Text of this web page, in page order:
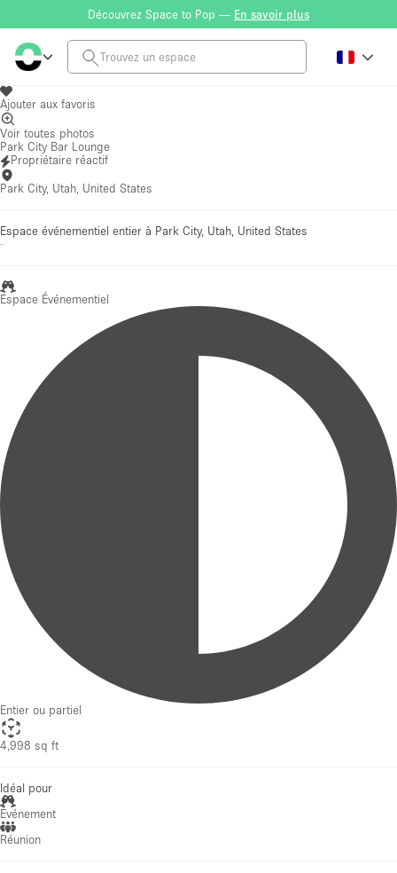
Découvrez Space to Pop — En savoir plus
Ajouter aux favoris
Voir toutes photos
Park City Bar Lounge
Propriétaire réactif
Park City, Utah, United States
Espace événementiel entier à Park City, Utah, United States
·
Espace Événementiel
Entier ou partiel
4,998 sq ft
Idéal pour
Événement
Réunion